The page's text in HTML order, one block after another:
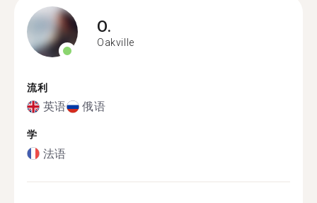
O.
Oakville
流利
英语 俄语
学
法语